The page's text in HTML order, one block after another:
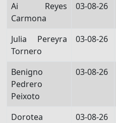
Ai Reyes
Carmona
03-08-26
Julia Pereyra
Tornero
03-08-26
Benigno
Pedrero
Peixoto
03-08-26
Dorotea
03-08-26